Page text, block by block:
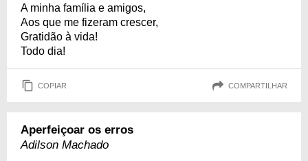
A minha família e amigos,
Aos que me fizeram crescer,
Gratidão à vida!
Todo dia!
COPIAR COMPARTILHAR
Aperfeiçoar os erros
Adilson Machado